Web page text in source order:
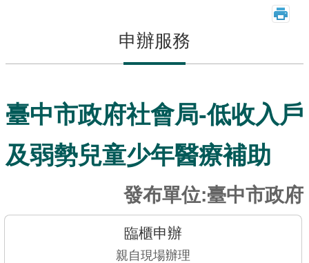
資
訊
發
布
本
申辦服務
臺中市政府社會局-低收入戶
及弱勢兒童少年醫療補助
發布單位:臺中市政府
臨櫃申辦
親自現場辦理